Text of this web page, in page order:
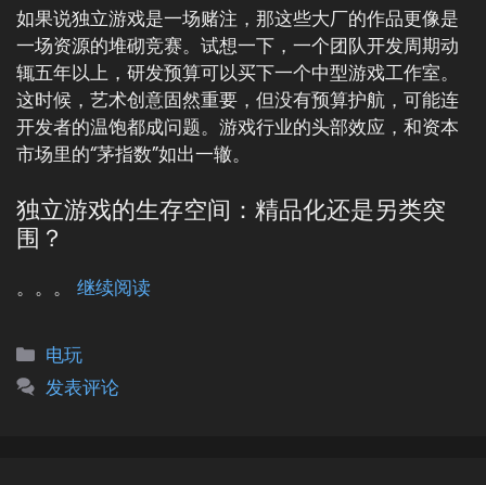
如果说独立游戏是一场赌注，那这些大厂的作品更像是
一场资源的堆砌竞赛。试想一下，一个团队开发周期动
辄五年以上，研发预算可以买下一个中型游戏工作室。
这时候，艺术创意固然重要，但没有预算护航，可能连
开发者的温饱都成问题。游戏行业的头部效应，和资本
市场里的“茅指数”如出一辙。
独立游戏的生存空间：精品化还是另类突
围？
。。。 继续阅读
分
类
电玩
发表评论